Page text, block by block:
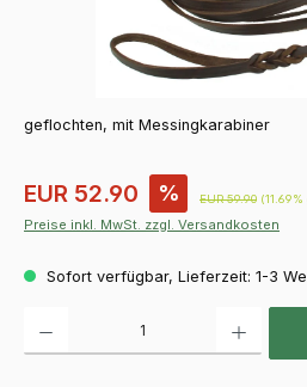
geflochten, mit Messingkarabiner
Verkaufspreis:
EUR 52.90 % Regulärer Preis:
EUR 59.90
Preise inkl. MwSt. zzgl. Versandkosten
Sofort verfügbar, Lieferzeit: 1-3